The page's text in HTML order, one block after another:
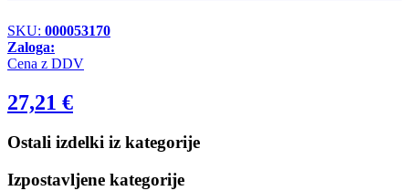
SKU: 000053170
Zaloga:
Cena z DDV
27,21 €
Ostali izdelki iz kategorije
Izpostavljene kategorije